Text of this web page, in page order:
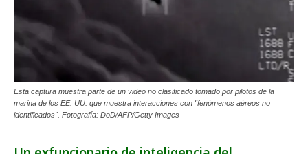
Esta captura muestra parte de un video no clasificado tomado por pilotos de la
marina de los EE. UU. que muestra interacciones con "fenómenos aéreos no
identificados". Fotografía: DoD/AFP/Getty Images